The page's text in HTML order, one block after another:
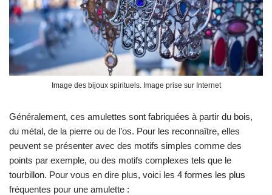
Image des bijoux spirituels. Image prise sur Internet
Généralement, ces amulettes sont fabriquées à partir du bois,
du métal, de la pierre ou de l’os. Pour les reconnaître, elles
peuvent se présenter avec des motifs simples comme des
points par exemple, ou des motifs complexes tels que le
tourbillon. Pour vous en dire plus, voici les 4 formes les plus
fréquentes pour une amulette :